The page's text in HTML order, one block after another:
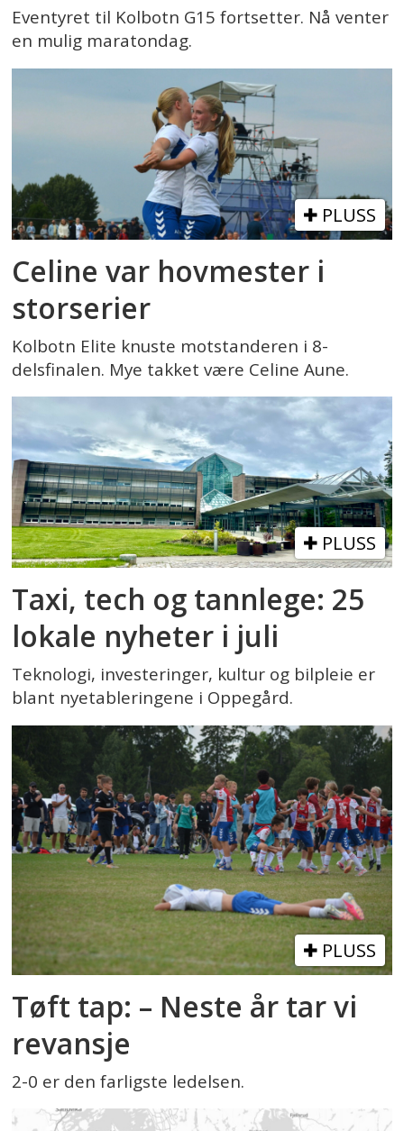
Eventyret til Kolbotn G15 fortsetter. Nå venter
en mulig maratondag.
PLUSS
Celine var hovmester i
storserier
Kolbotn Elite knuste motstanderen i 8-
delsfinalen. Mye takket være Celine Aune.
PLUSS
Taxi, tech og tannlege: 25
lokale nyheter i juli
Teknologi, investeringer, kultur og bilpleie er
blant nyetableringene i Oppegård.
PLUSS
Tøft tap: – Neste år tar vi
revansje
2-0 er den farligste ledelsen.